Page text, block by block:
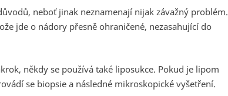
neboť jinak neznamenají nijak závažný problém.
jde o nádory přesně ohraničené, nezasahující do
někdy se používá také liposukce. Pokud je lipom
se biopsie a následné mikroskopické vyšetření.